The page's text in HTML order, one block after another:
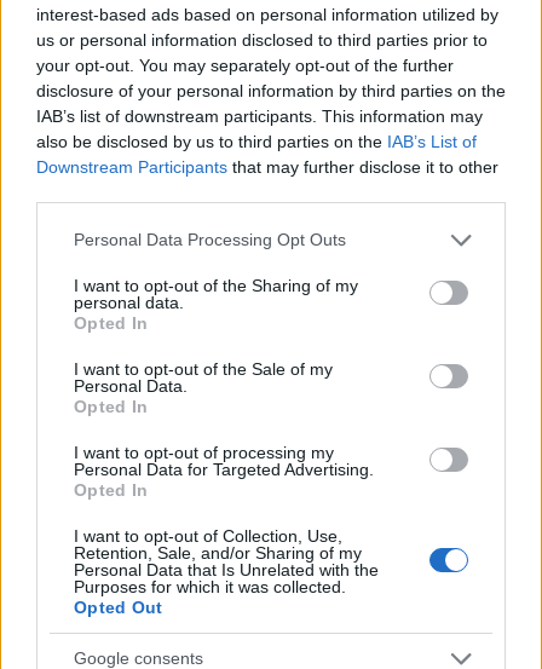
interest-based ads based on personal information utilized by
us or personal information disclosed to third parties prior to
your opt-out. You may separately opt-out of the further
disclosure of your personal information by third parties on the
IAB’s list of downstream participants. This information may
also be disclosed by us to third parties on the IAB’s List of
Downstream Participants that may further disclose it to other
Please note that this website/app uses one or more Google
not limited to your visit or usage behaviour. You may click to
grant or deny consent to Google and its third-party tags to
use your data for below specified purposes in below Google
consent section.
Personal Data Processing Opt Outs
I want to opt-out of the Sharing of my
personal data.
Opted In
I want to opt-out of the Sale of my
Personal Data.
Opted In
I want to opt-out of processing my
Personal Data for Targeted Advertising.
Opted In
I want to opt-out of Collection, Use,
Retention, Sale, and/or Sharing of my
Personal Data that Is Unrelated with the
Purposes for which it was collected.
Opted Out
Google consents
személyre, helyre vagy dologra, aki vagy ami örömet
vagy vigaszt nyújt számodra. De ne akárhogyan:
képzeld el a lehető legrészletesebben! Ha például
egy óceánról van szó, képzeld el a sós víz illatát, a
homok melegét és az égboltot is. Ezután vegyél öt
lassú, mély lélegzetet, és mindegyiknél képzeld el,
Wygant hangsúlyozza, hogy ez azért lehet hasznos,
mert a tanulmányok azt mutatják, hogy a testünk
tevékenységet, mintha saját maga végezné azt
Ennek értelmében a triatlonosok például
mutattak olyan kutatások során, amelyek alatt más
triatlonosok versenyzéséről készült videókat néztek.
Vess be egy másik nyelvet